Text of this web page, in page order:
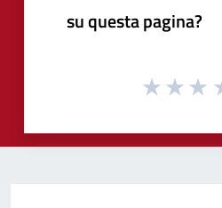
su questa pagina?